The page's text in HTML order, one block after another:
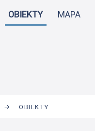
OBIEKTY MAPA
→ OBIEKTY